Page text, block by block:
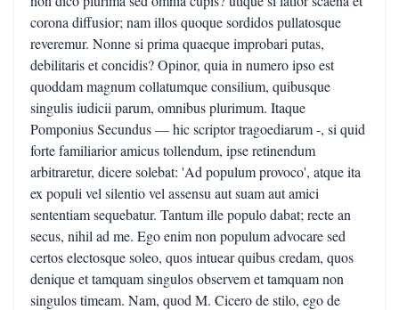
corona diffusior; nam illos quoque sordidos pullatosque
reveremur. Nonne si prima quaeque improbari putas,
debilitaris et concidis? Opinor, quia in numero ipso est
quoddam magnum collatumque consilium, quibusque
singulis iudicii parum, omnibus plurimum. Itaque
Pomponius Secundus — hic scriptor tragoediarum -, si quid
forte familiarior amicus tollendum, ipse retinendum
arbitraretur, dicere solebat: 'Ad populum provoco', atque ita
ex populi vel silentio vel assensu aut suam aut amici
sententiam sequebatur. Tantum ille populo dabat; recte an
secus, nihil ad me. Ego enim non populum advocare sed
certos electosque soleo, quos intuear quibus credam, quos
denique et tamquam singulos observem et tamquam non
singulos timeam. Nam, quod M. Cicero de stilo, ego de